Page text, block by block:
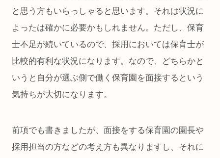
と思う方もいらっしゃると思います。それは状況に
よったは確かに必要かもしれません。ただし、保育
士不足が続いているので、採用においては保育士が
比較的有利な状況になります。なので、どちらかと
いうと自分が選ぶ側で働く保育園を面接するという
気持ちが大切になります。
前項でも書きましたが、面接をする保育園の園長や
採用担当の方などの考え方も異なりますし、それに